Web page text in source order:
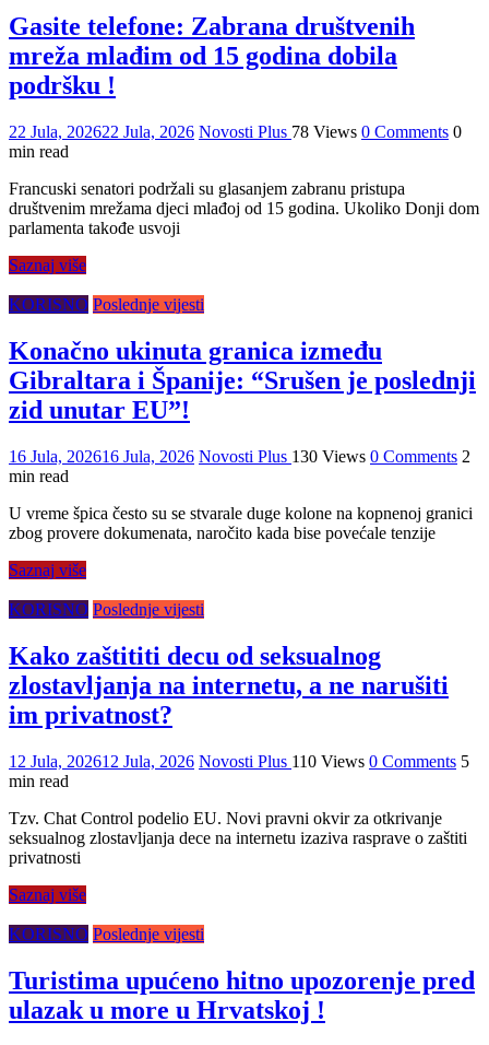
Gasite telefone: Zabrana društvenih
mreža mlađim od 15 godina dobila
podršku !
22 Jula, 202622 Jula, 2026 Novosti Plus 78 Views 0 Comments 0
min read
Francuski senatori podržali su glasanjem zabranu pristupa
društvenim mrežama djeci mlađoj od 15 godina. Ukoliko Donji dom
parlamenta takođe usvoji
Saznaj više
KORISNO Poslednje vijesti
Konačno ukinuta granica između
Gibraltara i Španije: “Srušen je poslednji
zid unutar EU”!
16 Jula, 202616 Jula, 2026 Novosti Plus 130 Views 0 Comments 2
min read
U vreme špica često su se stvarale duge kolone na kopnenoj granici
zbog provere dokumenata, naročito kada bise povećale tenzije
Saznaj više
KORISNO Poslednje vijesti
Kako zaštititi decu od seksualnog
zlostavljanja na internetu, a ne narušiti
im privatnost?
12 Jula, 202612 Jula, 2026 Novosti Plus 110 Views 0 Comments 5
min read
Tzv. Chat Control podelio EU. Novi pravni okvir za otkrivanje
seksualnog zlostavljanja dece na internetu izaziva rasprave o zaštiti
privatnosti
Saznaj više
KORISNO Poslednje vijesti
Turistima upućeno hitno upozorenje pred
ulazak u more u Hrvatskoj !